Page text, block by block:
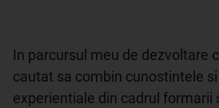
In parcursul meu de dezvoltare
cautat sa combin cunostintele
experientiale din cadrul formarii